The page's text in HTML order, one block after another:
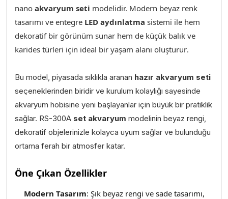
nano akvaryum seti modelidir. Modern beyaz renk
tasarımı ve entegre LED aydınlatma sistemi ile hem
dekoratif bir görünüm sunar hem de küçük balık ve
karides türleri için ideal bir yaşam alanı oluşturur.
Bu model, piyasada sıklıkla aranan hazır akvaryum seti
seçeneklerinden biridir ve kurulum kolaylığı sayesinde
akvaryum hobisine yeni başlayanlar için büyük bir pratiklik
sağlar. RS-300A set akvaryum modelinin beyaz rengi,
dekoratif objelerinizle kolayca uyum sağlar ve bulunduğu
ortama ferah bir atmosfer katar.
Öne Çıkan Özellikler
Modern Tasarım: Şık beyaz rengi ve sade tasarımı,